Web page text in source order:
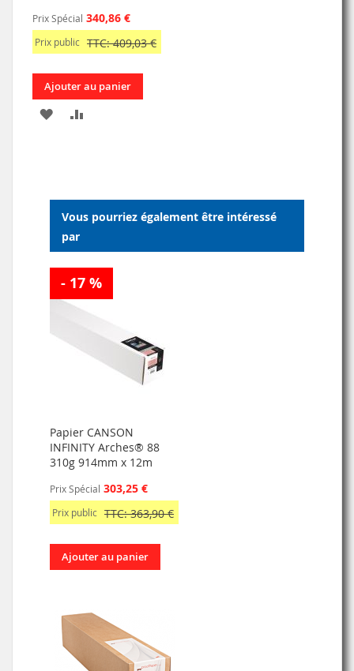
Prix Spécial 340,86 €
Prix public TTC: 409,03 €
Ajouter au panier
AJOUTER
D’ENVIE
Vous pourriez également être intéressé
par
- 17 %
Papier CANSON
INFINITY Arches® 88
310g 914mm x 12m
Prix Spécial 303,25 €
Prix public TTC: 363,90 €
Ajouter au panier